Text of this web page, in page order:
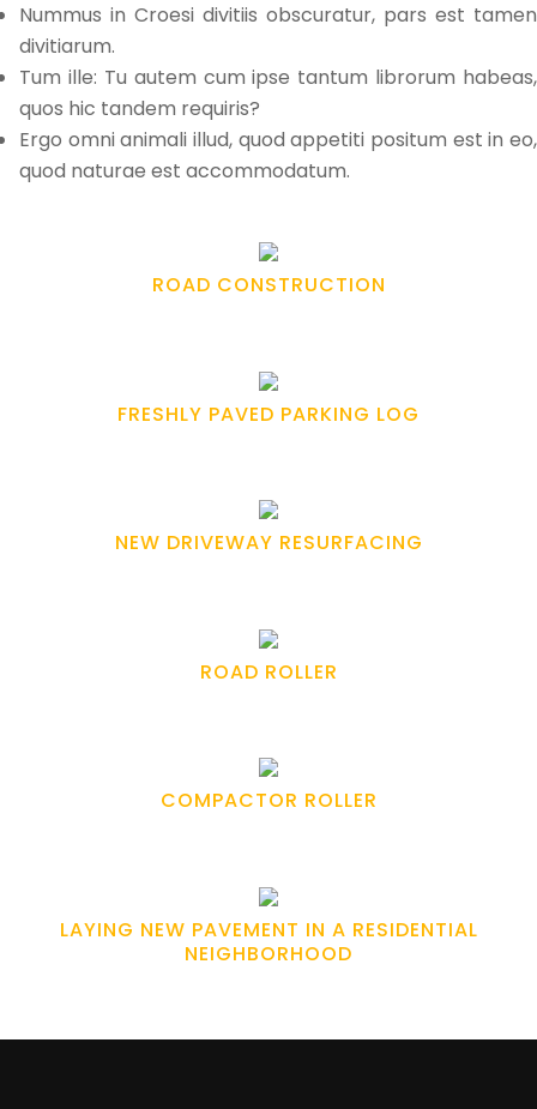
Nummus in Croesi divitiis obscuratur, pars est tamen
divitiarum.
Tum ille: Tu autem cum ipse tantum librorum habeas,
quos hic tandem requiris?
Ergo omni animali illud, quod appetiti positum est in eo,
quod naturae est accommodatum.
ROAD CONSTRUCTION
FRESHLY PAVED PARKING LOG
NEW DRIVEWAY RESURFACING
ROAD ROLLER
COMPACTOR ROLLER
LAYING NEW PAVEMENT IN A RESIDENTIAL
NEIGHBORHOOD